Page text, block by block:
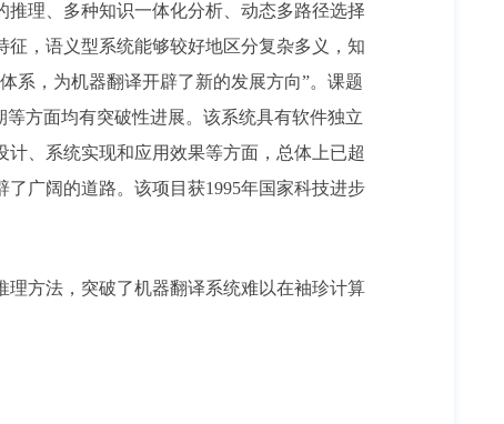
理、多种知识一体化分析、动态多路径选择
，语义型系统能够较好地区分复杂多义，知
系，为机器翻译开辟了新的发展方向”。课题
方面均有突破性进展。该系统具有软件独立
、系统实现和应用效果等方面，总体上已超
广阔的道路。该项目获1995年国家科技进步
方法，突破了机器翻译系统难以在袖珍计算